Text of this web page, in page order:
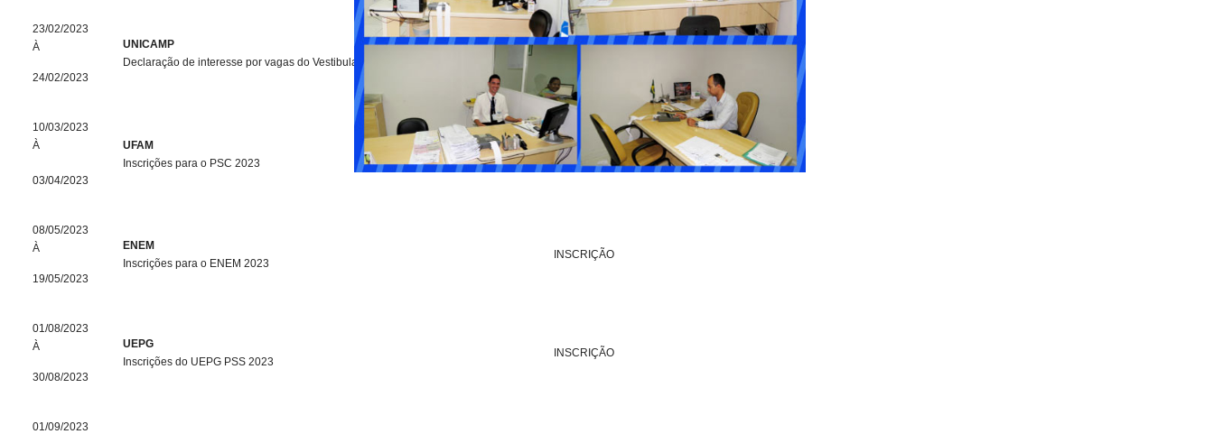
23/02/2023
À
24/02/2023
UNICAMP
Declaração de interesse por vagas do Vestibular 2023
10/03/2023
À
03/04/2023
UFAM
Inscrições para o PSC 2023
INSCRIÇÃO
08/05/2023
À
19/05/2023
ENEM
Inscrições para o ENEM 2023
INSCRIÇÃO
01/08/2023
À
30/08/2023
UEPG
Inscrições do UEPG PSS 2023
INSCRIÇÃO
01/09/2023